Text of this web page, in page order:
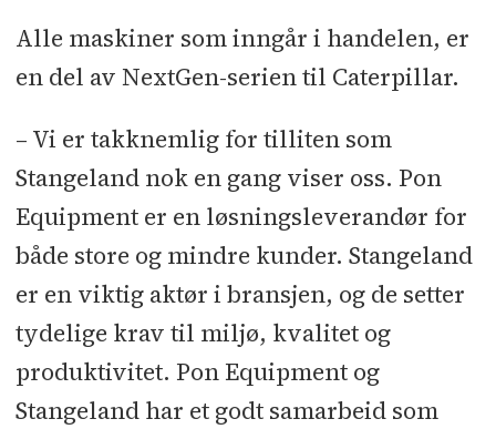
Alle maskiner som inngår i handelen, er
en del av NextGen-serien til Caterpillar.
– Vi er takknemlig for tilliten som
Stangeland nok en gang viser oss. Pon
Equipment er en løsningsleverandør for
både store og mindre kunder. Stangeland
er en viktig aktør i bransjen, og de setter
tydelige krav til miljø, kvalitet og
produktivitet. Pon Equipment og
Stangeland har et godt samarbeid som